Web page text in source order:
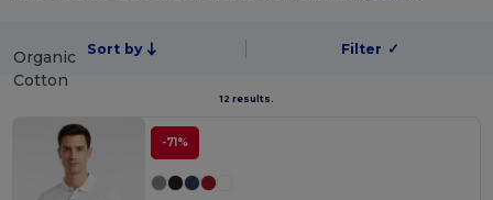
Sort by Filter ✓
12 results.
Organic
Cotton
-71%